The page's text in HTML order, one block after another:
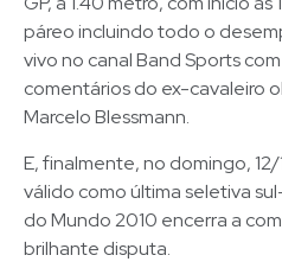
páreo incluindo todo o
vivo no canal Band Sports
comentários do ex-cavaleiro
Marcelo Blessmann.
E, finalmente, no domingo, 12/
válido como última seletiva
do Mundo 2010 encerra a
brilhante disputa.